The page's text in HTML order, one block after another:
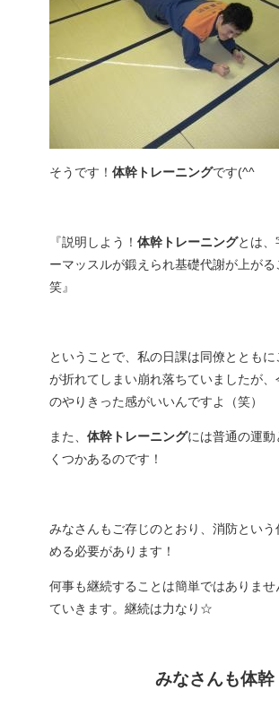
そうです！ 体幹トレーニングです(^^ゞ
『説明しよう！ 体幹トレーニングとは、
ーマッスルが鍛えられ基礎代謝が上が
笑』
ということで、私の日課は同僚とともに
が折れてしまい崩れ落ちていましたが
のやりきった感がいいんですよ（笑）
また、 体幹トレーニングには普通の運
くつかあるのです！
みなさんもご存じのとおり、消防とい
める必要があります！
何事も継続することは簡単ではありま
ていきます。継続は力なり☆
みなさんも体